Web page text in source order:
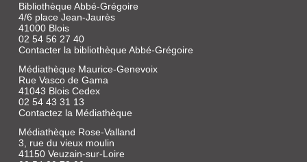
Bibliothèque Abbé-Grégoire
4/6 place Jean-Jaurès
41000 Blois
02 54 56 27 40
Contacter la bibliothèque Abbé-Grégoire
Médiathèque Maurice-Genevoix
Rue Vasco de Gama
41043 Blois Cedex
02 54 43 31 13
Contactez la Médiathèque
Médiathèque Rose-Valland
3, rue du vieux moulin
41150 Veuzain-sur-Loire